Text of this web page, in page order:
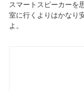
スマートスピーカーを
室に行くよりはかなり
よ。